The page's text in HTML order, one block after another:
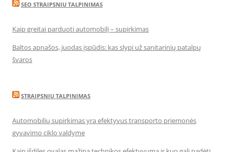
SEO STRAIPSNIU TALPINIMAS
Kaip greitai parduoti automobilį – supirkimas
Baltos apnašos, juodas įspūdis: kas slypi už sanitarinių patalpų
švaros
STRAIPSNIU TALPINIMAS
Automobilių supirkimas yra efektyvus transporto priemonės
gyvavimo ciklo valdyme